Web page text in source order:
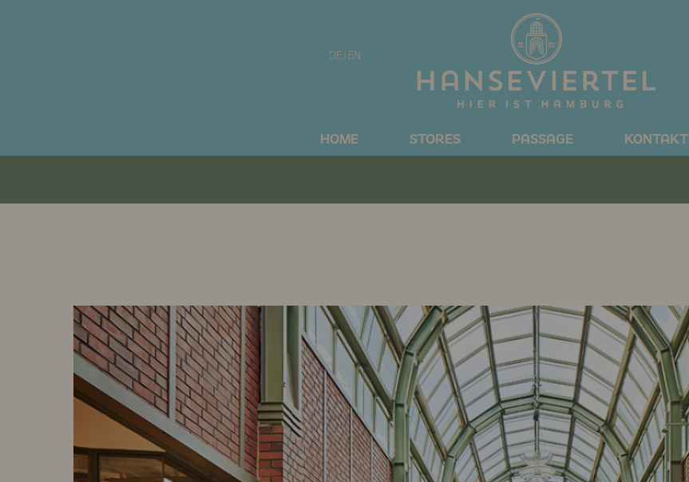
DE EN
HOME STORES PASSAGE KONTAKT